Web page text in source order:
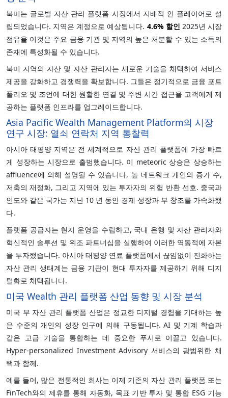
북미는 글로벌 자산 관리 플랫폼 시장에서 지배적 인 플레이어로 설
립되었습니다. 지역은 계정으로 예상됩니다. 4.6%할인 2025년 시장
점유율 이것은 주요 금융 기관 및 지역의 높은 처분할 수 있는 소득의
존재에 특성화될 수 있습니다.
북미 지역의 자산 및 자산 관리자는 새로운 기술을 채택하여 서비스
제공을 강화하고 경쟁력을 확보합니다. 그들은 정기적으로 금융 포트
폴리오 및 조언에 대한 원활한 연결 및 주변 시간 접근을 고객에게 제
공하는 플랫폼 인프라를 업그레이드합니다.
Asia Pacific Wealth Management Platform의 시장
연구 시장: 열쇠 연락처 지역 통찰력
아시아 태평양 지역은 전 세계적으로 자산 관리 플랫폼에 가장 빠르
게 성장하는 시장으로 출범했습니다. 이 meteoric 상승은 상승하는
affluence에 의해 설명될 수 있습니다, 높 네트워크 개인의 증가 수,
저축의 재정화, 그리고 지역에 있는 투자자의 위험 반환 선호. 중국과
인도와 같은 국가는 지난 10 년 동안 경제 성장과 부 창조를 가속화했
다.
플랫폼 공급자는 현지 운영을 수립하고, 국내 은행 및 자산 관리자와
혁신적인 솔루션 및 위조 파트너십을 실행하여 이러한 역동적에 자본
을 투자했습니다. 아시아 태평양 연료 플랫폼에서 끊임없이 진화하는
자산 관리 생태계는 금융 기관이 현대 투자자를 제공하기 위해 디지
털화로 채택됩니다.
미국 Wealth 관리 플랫폼 산업 동향 및 시장 분석
미국 부 자산 관리 플랫폼 산업은 정교한 디지털 경험을 기대하는 높
은 수준의 개인의 성장 인구에 의해 구동됩니다. AI 및 기계 학습과
같은 고급 기술을 통합하는 데 중요한 푸시로 이끌고 있습니다.
Hyper-personalized Investment Advisory 서비스의 광범위한 채
택과 함께.
예를 들어, 많은 전통적인 회사는 이제 기존의 자산 관리 플랫폼 또는
FinTech와의 제휴를 통해 자동화, 목표 기반 투자 및 통합 ESG 기능